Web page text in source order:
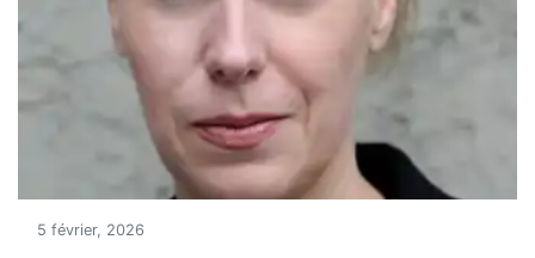
5 février, 2026